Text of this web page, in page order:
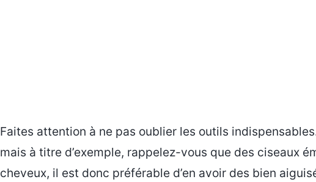
Faites attention à ne pas oublier les outils
mais à titre d’exemple, rappelez-vous que des ciseaux
cheveux, il est donc préférable d’en avoir des bien